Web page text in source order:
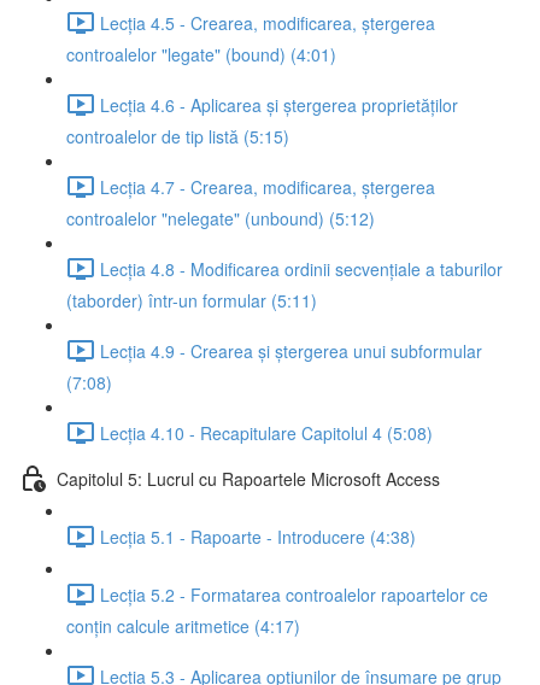
Lecția 4.5 - Crearea, modificarea, ștergerea
controalelor "legate" (bound) (4:01)
Lecția 4.6 - Aplicarea și ștergerea proprietăților
controalelor de tip listă (5:15)
Lecția 4.7 - Crearea, modificarea, ștergerea
controalelor "nelegate" (unbound) (5:12)
Lecția 4.8 - Modificarea ordinii secvențiale a taburilor
(taborder) într-un formular (5:11)
Lecția 4.9 - Crearea și ștergerea unui subformular
(7:08)
Lecția 4.10 - Recapitulare Capitolul 4 (5:08)
Capitolul 5: Lucrul cu Rapoartele Microsoft Access
Lecția 5.1 - Rapoarte - Introducere (4:38)
Lecția 5.2 - Formatarea controalelor rapoartelor ce
conțin calcule aritmetice (4:17)
Lecția 5.3 - Aplicarea opțiunilor de însumare pe grup